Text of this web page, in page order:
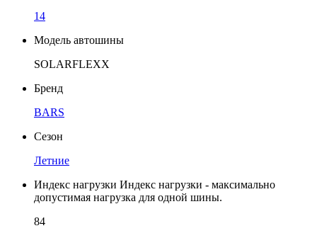
14
Модель автошины
SOLARFLEXX
Бренд
BARS
Сезон
Летние
Индекс нагрузки Индекс нагрузки - максимально
допустимая нагрузка для одной шины.
84